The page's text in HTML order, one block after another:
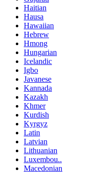
Haitian
Hausa
Hawaiian
Hebrew
Hmong
Hungarian
Icelandic
Igbo
Javanese
Kannada
Kazakh
Khmer
Kurdish
Kyrgyz
Latin
Latvian
Lithuanian
Luxembou..
Macedonian